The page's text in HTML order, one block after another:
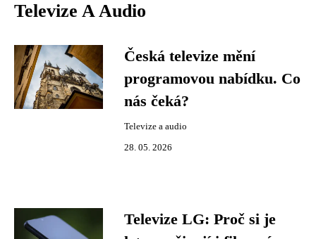
Televize A Audio
Česká televize mění
programovou nabídku. Co
nás čeká?
Televize a audio
28. 05. 2026
Televize LG: Proč si je